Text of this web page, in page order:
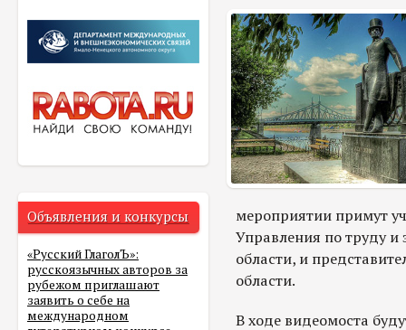
Объявления и конкурсы
«Русский ГлаголЪ»:
русскоязычных авторов за
рубежом приглашают
заявить о себе на
международном
мероприятии примут
Управления по труду и
области, и
области.
В ходе видеомоста